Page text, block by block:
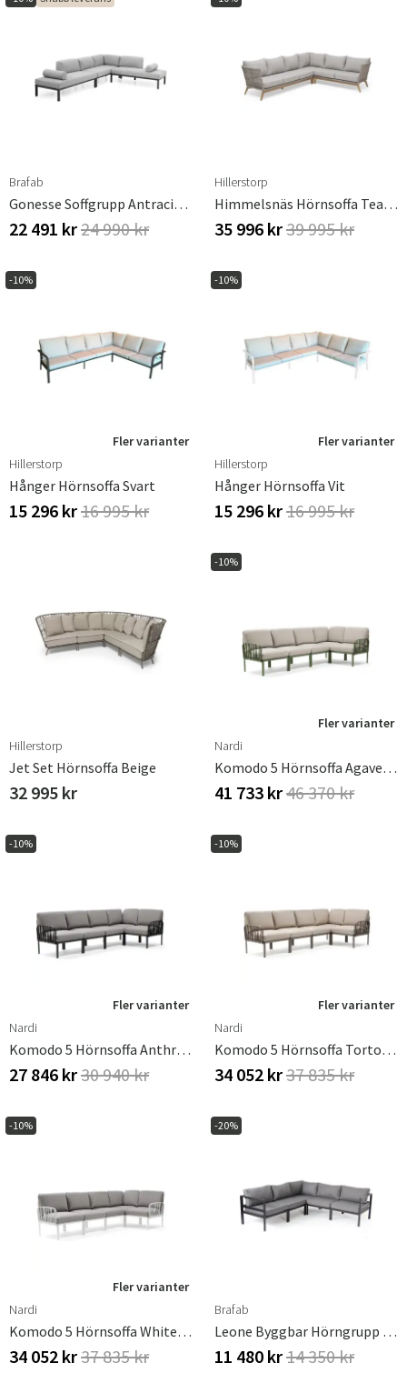
Brafab
Gonesse Soffgrupp Antracit/grå
22 491 kr24 990 kr
Hillerstorp
Himmelsnäs Hörnsoffa Teak/Beige
35 996 kr39 995 kr
-10%
Fler varianter
Hillerstorp
Hånger Hörnsoffa Svart
15 296 kr16 995 kr
-10%
Fler varianter
Hillerstorp
Hånger Hörnsoffa Vit
15 296 kr16 995 kr
Hillerstorp
Jet Set Hörnsoffa Beige
32 995 kr
-10%
Fler varianter
Nardi
Komodo 5 Hörnsoffa Agave - Tech Panama
41 733 kr46 370 kr
-10%
Fler varianter
Nardi
Komodo 5 Hörnsoffa Anthracite - Grigio
27 846 kr30 940 kr
-10%
Fler varianter
Nardi
Komodo 5 Hörnsoffa Tortora - Canvas Sunbrella
34 052 kr37 835 kr
-10%
Fler varianter
Nardi
Komodo 5 Hörnsoffa White - Grigio
34 052 kr37 835 kr
-20%
Brafab
Leone Byggbar Hörngrupp Svart
11 480 kr14 350 kr